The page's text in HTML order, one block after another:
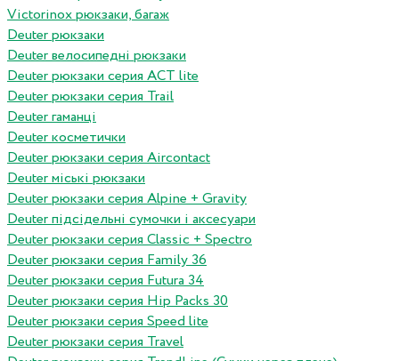
Victorinox рюкзаки, багаж
Deuter рюкзаки
Deuter велосипедні рюкзаки
Deuter рюкзаки серия ACT lite
Deuter рюкзаки серия Trail
Deuter гаманці
Deuter косметички
Deuter рюкзаки серия Aircontact
Deuter міські рюкзаки
Deuter рюкзаки серия Alpine + Gravity
Deuter підсідельні сумочки і аксесуари
Deuter рюкзаки серия Classic + Spectro
Deuter рюкзаки серия Family 36
Deuter рюкзаки серия Futura 34
Deuter рюкзаки серия Hip Packs 30
Deuter рюкзаки серия Speed lite
Deuter рюкзаки серия Travel